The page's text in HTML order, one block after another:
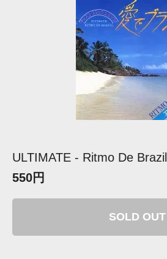
ULTIMATE - Ritmo De Brazil
550円
SOLD OUT